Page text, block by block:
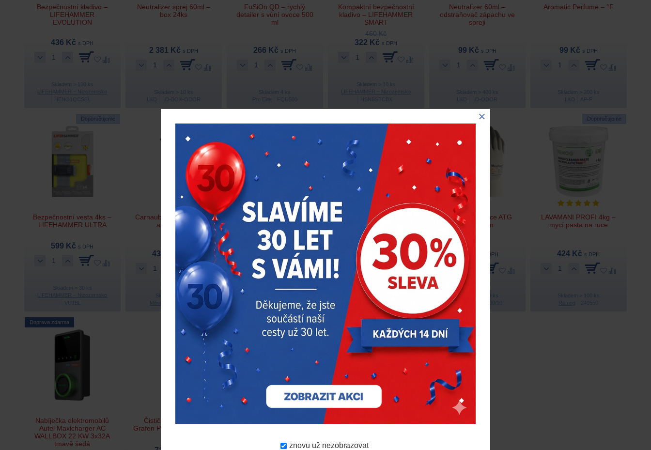
znovu už nezobrazovat
LIFEHAMMER – Nizozemsko
Bezpečnostní kladivo –
LIFEHAMMER
EVOLUTION
436 Kč s DPH
Skladem > 100 ks
Neutralizer sprej 60ml –
box 24ks
2 381 Kč s DPH
Skladem > 10 ks
FuSiOn QD – rychlý
detailer s vůní ovoce 500
ml
266 Kč s DPH
Skladem 4 ks
LIFEHAMMER – Nizozemsko
Kompaktní bezpečnostní
kladivo – LIFEHAMMER
SMART
460 Kč
322 Kč s DPH
Skladem > 10 ks
Neutralizer 60ml –
odstraňovač zápachu ve
spreji
99 Kč s DPH
Skladem > 400 ks
Aromatic Perfume – °F
99 Kč s DPH
Skladem > 200 ks
Doporučujeme
LIFEHAMMER – Nizozemsko
Bezpečnostní vesta 4ks –
LIFEHAMMER ULTRA
599 Kč s DPH
Skladem > 30 ks
CW750
Carnauba Wax – vosk na
auto 750ml
436 Kč
Skladem > 5 ks
Autel 106000146
Nabíječka elektromobilů
Autel Maxicharger AC
WALLBOX 7 KW 1x32A
tmavě šedá
20 558 Kč s DPH
LIFEHAMMER – Nizozemsko
TSO1EFSBL
Bezpečnostní baterka –
LIFEHAMMER OPTI-ON
714 Kč s DPH
Skladem > 5 ks
ATG
Pracovní rukavice ATG
MaxiFoam
120 Kč s DPH
Skladem > 100 ks
Doporučujeme
LAVAMANI PROFI 4kg –
mycí pasta na ruce
424 Kč s DPH
Skladem > 100 ks
Doprava zdarma
Nabíječka elektromobilů
Autel Maxicharger AC
WALLBOX 22 KW 3x32A
tmavě šedá
Novinka
Doporučujeme
Čistič brzd ve spreji
Grafen Professional – 500